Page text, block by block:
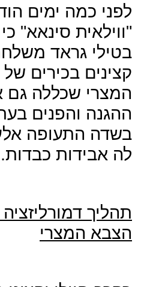
לפני כמה ימים
"ווילאית סינאא"
בטילי גראד
קצינים בכירים
המצרי שכללה גם
ההגנה והפנים
בשדה התעופה
לה אבידות כבדות.
תהליך
הצבא המצרי